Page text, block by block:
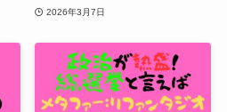
2026年3月7日